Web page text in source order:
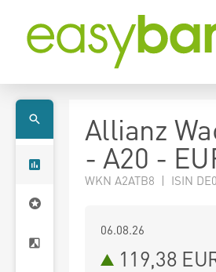
Allianz
- A20 -
WKN A2ATB8 | ISIN
06.08.26
119,38